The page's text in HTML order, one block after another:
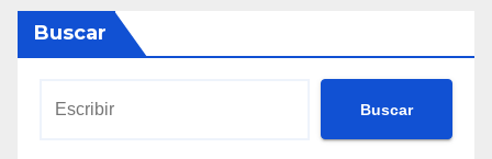
Buscar
Buscar